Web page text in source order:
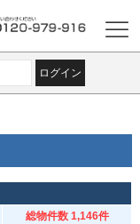
ログイン
総物件数 1,146件